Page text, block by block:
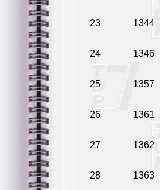
23 1344
24 1346
25 1357
26 1361
27 1362
28 1363